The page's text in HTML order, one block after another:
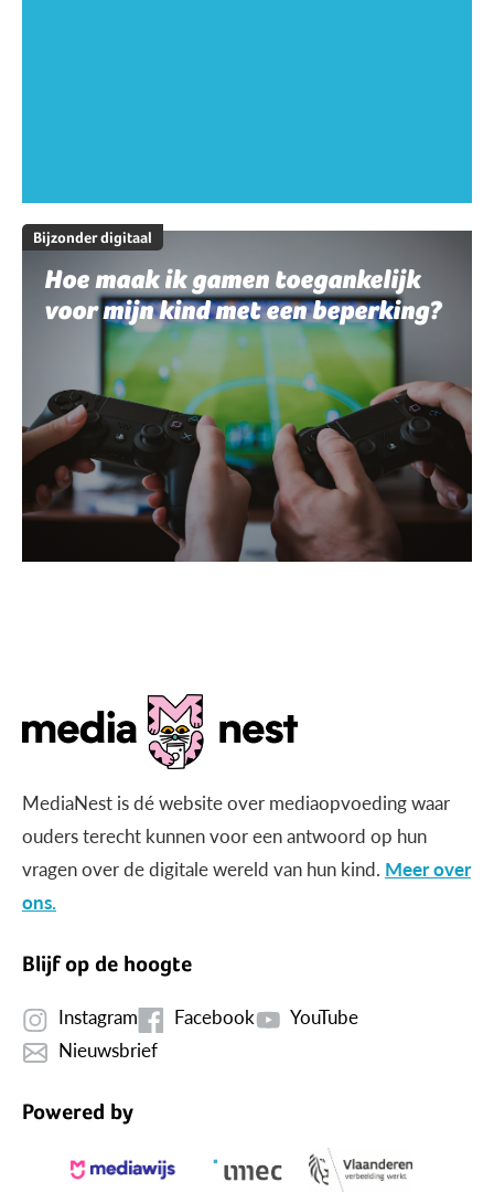
Bijzonder digitaal
Hoe maak ik gamen toegankelijk
voor mijn kind met een beperking?
MediaNest is dé website over mediaopvoeding waar
ouders terecht kunnen voor een antwoord op hun
vragen over de digitale wereld van hun kind. Meer over
ons.
Blijf op de hoogte
Instagram Facebook
YouTube
Nieuwsbrief
Powered by